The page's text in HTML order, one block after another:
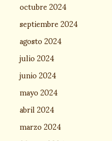
octubre 2024
septiembre 2024
agosto 2024
julio 2024
junio 2024
mayo 2024
abril 2024
marzo 2024